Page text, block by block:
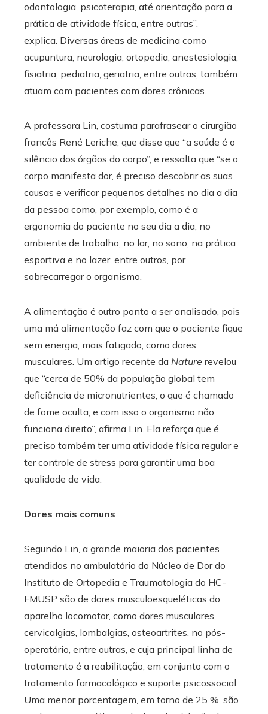
odontologia, psicoterapia, até orientação para a
prática de atividade física, entre outras”,
explica. Diversas áreas de medicina como
acupuntura, neurologia, ortopedia, anestesiologia,
fisiatria, pediatria, geriatria, entre outras, também
atuam com pacientes com dores crônicas.
A professora Lin, costuma parafrasear o cirurgião
francês René Leriche, que disse que “a saúde é o
silêncio dos órgãos do corpo”, e ressalta que “se o
corpo manifesta dor, é preciso descobrir as suas
causas e verificar pequenos detalhes no dia a dia
da pessoa como, por exemplo, como é a
ergonomia do paciente no seu dia a dia, no
ambiente de trabalho, no lar, no sono, na prática
esportiva e no lazer, entre outros, por
sobrecarregar o organismo.
A alimentação é outro ponto a ser analisado, pois
uma má alimentação faz com que o paciente fique
sem energia, mais fatigado, como dores
musculares. Um artigo recente da Nature revelou
que “cerca de 50% da população global tem
deficiência de micronutrientes, o que é chamado
de fome oculta, e com isso o organismo não
funciona direito”, afirma Lin. Ela reforça que é
preciso também ter uma atividade física regular e
ter controle de stress para garantir uma boa
qualidade de vida.
Dores mais comuns
Segundo Lin, a grande maioria dos pacientes
atendidos no ambulatório do Núcleo de Dor do
Instituto de Ortopedia e Traumatologia do HC-
FMUSP são de dores musculoesqueléticas do
aparelho locomotor, como dores musculares,
cervicalgias, lombalgias, osteoartrites, no pós-
operatório, entre outras, e cuja principal linha de
tratamento é a reabilitação, em conjunto com o
tratamento farmacológico e suporte psicossocial.
Uma menor porcentagem, em torno de 25 %, são